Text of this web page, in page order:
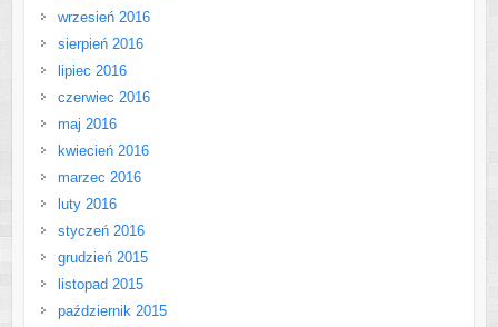
wrzesień 2016
sierpień 2016
lipiec 2016
czerwiec 2016
maj 2016
kwiecień 2016
marzec 2016
luty 2016
styczeń 2016
grudzień 2015
listopad 2015
październik 2015